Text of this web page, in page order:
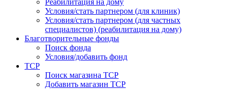
Реабилитация на дому
Условия/стать партнером (для клиник)
Условия/стать партнером (для частных
специалистов) (реабилитация на дому)
Благотворительные фонды
Поиск фонда
Условия/добавить фонд
ТСР
Поиск магазина ТСР
Добавить магазин ТСР